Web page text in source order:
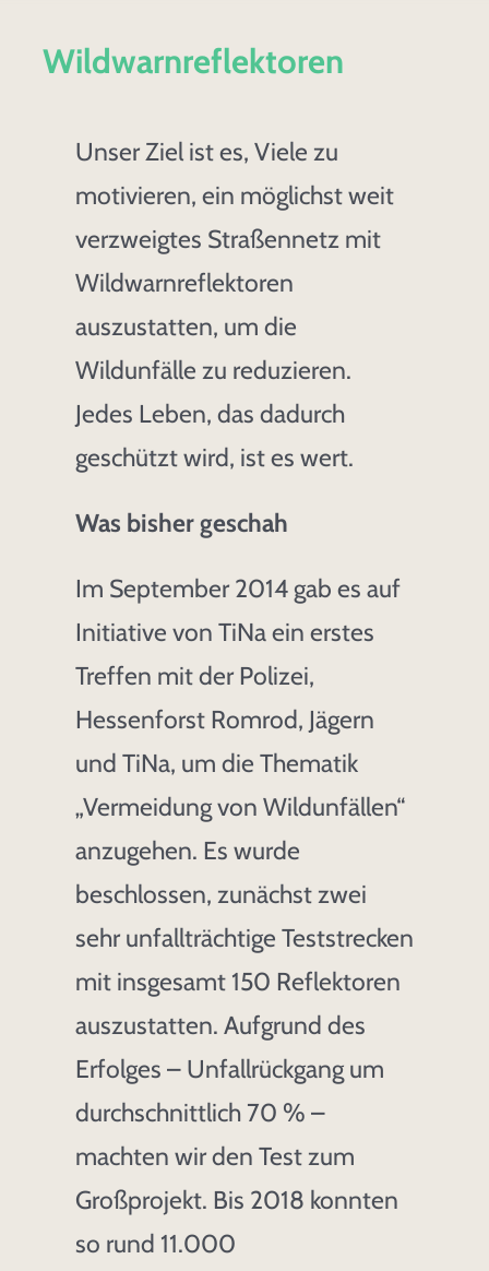
Presse
Wildwarnreflektoren
Unser Ziel ist es, Viele zu
motivieren, ein möglichst weit
verzweigtes Straßennetz mit
Wildwarnreflektoren
auszustatten, um die
Wildunfälle zu reduzieren.
Jedes Leben, das dadurch
geschützt wird, ist es wert.
Was bisher geschah
Im September 2014 gab es auf
Initiative von TiNa ein erstes
Treffen mit der Polizei,
Hessenforst Romrod, Jägern
und TiNa, um die Thematik
„Vermeidung von Wildunfällen“
anzugehen. Es wurde
beschlossen, zunächst zwei
sehr unfallträchtige Teststrecken
mit insgesamt 150 Reflektoren
auszustatten. Aufgrund des
Erfolges – Unfallrückgang um
durchschnittlich 70 % –
machten wir den Test zum
Großprojekt. Bis 2018 konnten
so rund 11.000